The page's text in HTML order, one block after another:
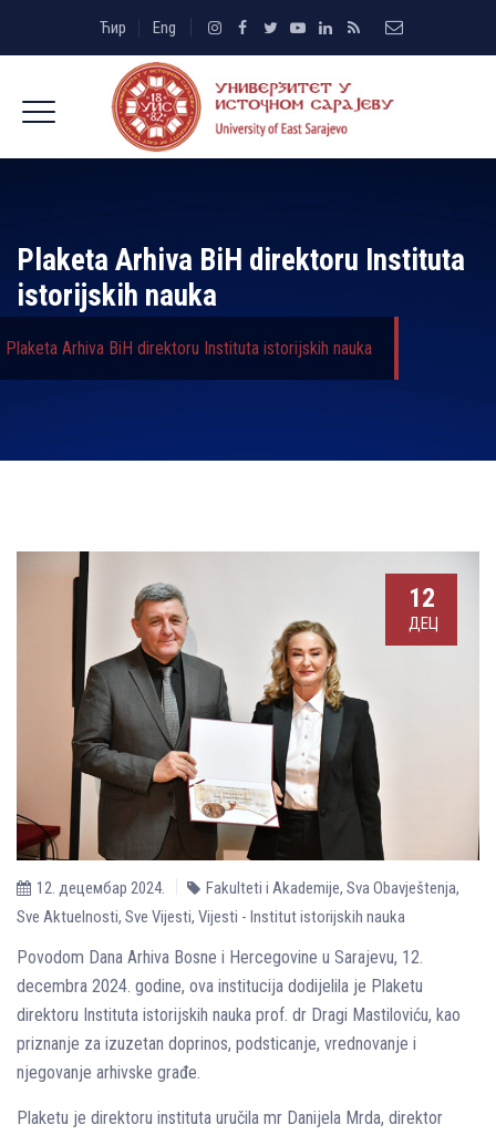
Ћир Eng
Plaketa Arhiva BiH direktoru Instituta
istorijskih nauka
Plaketa Arhiva BiH direktoru Instituta istorijskih nauka
12
ДЕЦ
12. децембар 2024. Fakulteti i Akademije, Sva Obavještenja,
Sve Aktuelnosti, Sve Vijesti, Vijesti - Institut istorijskih nauka
Povodom Dana Arhiva Bosne i Hercegovine u Sarajevu, 12.
decembra 2024. godine, ova institucija dodijelila je Plaketu
direktoru Instituta istorijskih nauka prof. dr Dragi Mastiloviću, kao
priznanje za izuzetan doprinos, podsticanje, vrednovanje i
njegovanje arhivske građe.
Plaketu je direktoru instituta uručila mr Danijela Mrda, direktor